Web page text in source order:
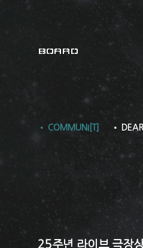
BOARD
• COMMUNI[T] • DEAR
25주년 라이브 극장